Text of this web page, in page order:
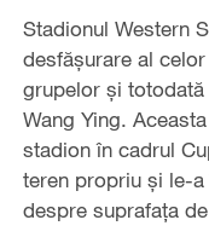
Stadionul Western
desfășurare al
grupelor și totodată
Wang Ying.
stadion în cadrul
teren propriu și le-
despre suprafața